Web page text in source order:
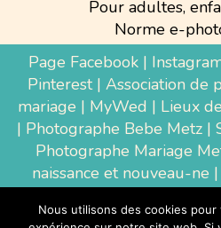
Pour adultes,
Norme e-
Page Facebook|
Pinterest| Association de
mariage | MyWed | Lieux
| Photographe Bebe Metz |
Photographe Mariage
naissance et nouveau-ne
Luxembourg|
Nous utilisons des cookies pour